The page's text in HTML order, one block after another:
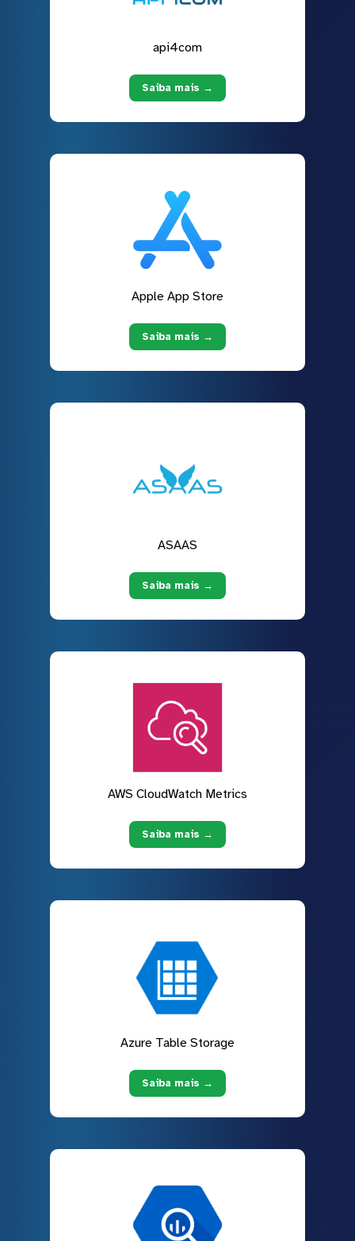
api4com
Saiba mais →
Apple App Store
Saiba mais →
ASAAS
Saiba mais →
AWS CloudWatch Metrics
Saiba mais →
Azure Table Storage
Saiba mais →